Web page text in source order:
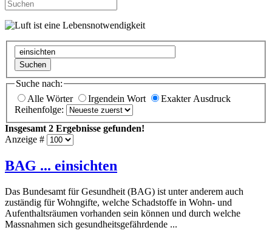
Suchen
Suche nach:
Alle Wörter
Irgendein Wort
Exakter Ausdruck
Reihenfolge:
Insgesamt 2 Ergebnisse gefunden!
Anzeige #
BAG ... einsichten
Das Bundesamt für Gesundheit (BAG) ist unter anderem auch
zuständig für Wohngifte, welche Schadstoffe in Wohn- und
Aufenthaltsräumen vorhanden sein können und durch welche
Massnahmen sich gesundheitsgefährdende ...